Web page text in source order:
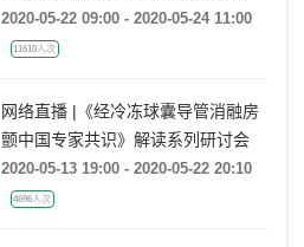
Webinar Series第四期
2020-05-22 09:00 - 2020-05-24 11:00
11610人次
网络直播 |《经冷冻球囊导管消融房
颤中国专家共识》解读系列研讨会
2020-05-13 19:00 - 2020-05-22 20:10
4696人次